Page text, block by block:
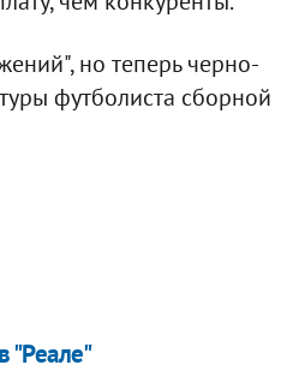
но теперь черно-
футболиста сборной
"Реале"